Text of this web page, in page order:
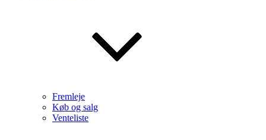
Fremleje
Køb og salg
Venteliste